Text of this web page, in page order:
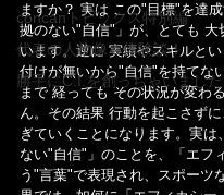
concanトピックス特別編
代表の人物像＆体験談！
勝手にC.I.を創っちゃいまし
ますか？ 実は この"目標"を達
拠のない"自信"」が、とても 大
います。逆に 実績やスキルと
付けが無いから"自信"を持てな
まで 経っても その状況が変わ
ん。その結果 行動を起こさず
ぎていくことになります。実は
ない"自信"」のことを、「エフ
う"言葉"で表現され、スポーツ